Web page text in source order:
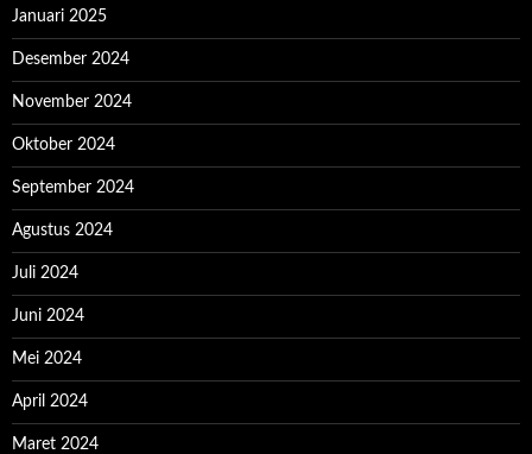
Januari 2025
Desember 2024
November 2024
Oktober 2024
September 2024
Agustus 2024
Juli 2024
Juni 2024
Mei 2024
April 2024
Maret 2024